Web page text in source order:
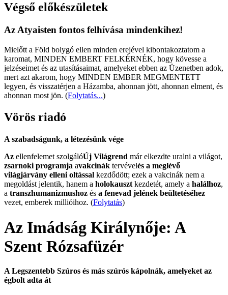
Végső előkészületek
Az Atyaisten fontos felhívása mindenkihez!
Mielőtt a Föld bolygó ellen minden erejével kibontakoztatom a
karomat, MINDEN EMBERT FELKÉRNÉK, hogy kövesse a
jelzéseimet és az utasításaimat, amelyeket ebben az Üzenetben adok,
mert azt akarom, hogy MINDEN EMBER MEGMENTETT
legyen, és visszatérjen a Házamba, ahonnan jött, ahonnan elment, és
ahonnan most jön. (Folytatás...)
Vörös riadó
A szabadságunk, a létezésünk vége
Az ellenfelemet szolgálóÚj Világrend már elkezdte uralni a világot,
zsarnoki programja avakcinák tervévelés a meglévő
világjárvány elleni oltással kezdődött; ezek a vakcinák nem a
megoldást jelentik, hanem a holokauszt kezdetét, amely a halálhoz,
a transzhumanizmushoz és a fenevad jelének beültetéséhez
vezet, emberek millióihoz. (Folytatás)
Az Imádság Királynője: A
Szent Rózsafüzér
A Legszentebb Szúros és más szúrós kápolnák, amelyeket az
égbolt adta át